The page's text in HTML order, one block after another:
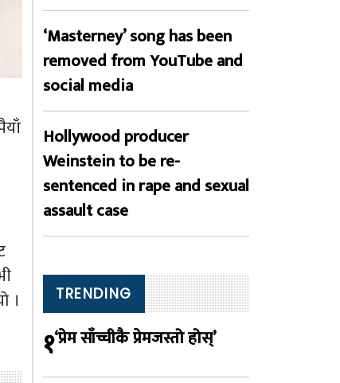
।
‘Masterney’ song has been
removed from YouTube and
social media
Hollywood producer
Weinstein to be re-
sentenced in rape and sexual
assault case
TRENDING
१‘प्रेम साँच्चीकै प्रेमजस्तो होस्’